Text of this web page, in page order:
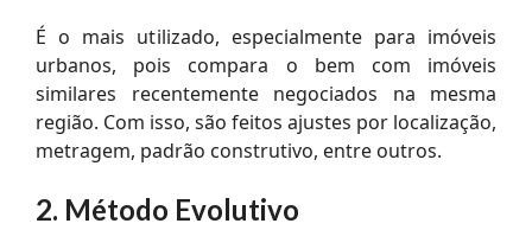
É o mais utilizado, especialmente para imóveis
urbanos, pois compara o bem com imóveis
similares recentemente negociados na mesma
região. Com isso, são feitos ajustes por localização,
metragem, padrão construtivo, entre outros.
2. Método Evolutivo